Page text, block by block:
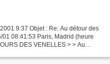
9:37 Objet : Re: Au détour des
08:41:53 Paris, Madrid (heure
DES VENELLES > > Au